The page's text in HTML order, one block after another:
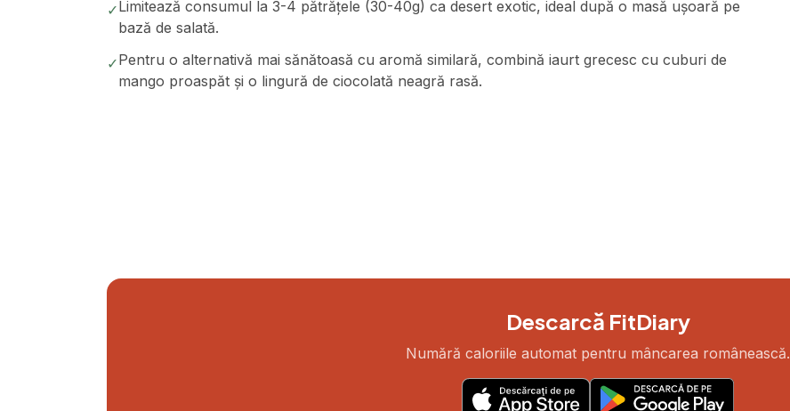
✓Limitează consumul la 3-4 pătrățele (30-40g) ca desert exotic, ideal după o masă ușoară pe
bază de salată.
✓Pentru o alternativă mai sănătoasă cu aromă similară, combină iaurt grecesc cu cuburi de
mango proaspăt și o lingură de ciocolată neagră rasă.
Descarcă FitDiary
Numără caloriile automat pentru mâncarea românească.